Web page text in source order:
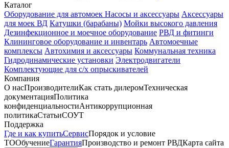
Каталог
Оборудование для автомоек Насосы и аксессуары Аксессуары
для моек ВД Катушки (барабаны) Мойки высокого давления
Дезинфекционное и моечное оборудование РВД и фитинги
Клининговое оборудование и инвентарь Автомоечные
комплексы Автохимия и аксессуары Коммунальная техника
Гидродинамические установки Электродвигатели
Комплектующие для с/х опрыскивателей
Компания
О насПроизводителиКак стать дилеромТехническая
документацияПолитика
конфиденциальностиАнтикоррупционная
политикаСтатьиСОУТ
Поддержка
Где и как купитьСервисПорядок и условие
ТООбучениеГарантияПроизводство и ремонт РВДКарта сайта